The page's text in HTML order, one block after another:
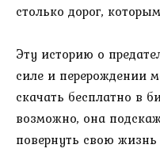
столько дорог,
Эту историю о
силе и перерождении
скачать бесплатно в
возможно, она
повернуть свою